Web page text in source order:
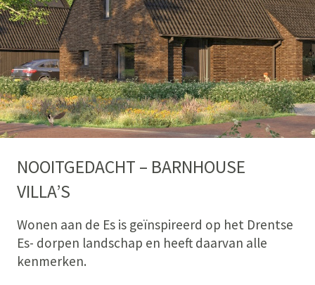
NOOITGEDACHT – BARNHOUSE
VILLA’S
Wonen aan de Es is geïnspireerd op het Drentse
Es- dorpen landschap en heeft daarvan alle
kenmerken.